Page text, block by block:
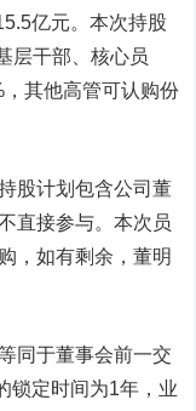
亿元。本次持股
层干部、核心员
其他高管可认购份
股计划包含公司董
直接参与。本次员
，如有剩余，董明
于董事会前一交
锁定时间为1年，业